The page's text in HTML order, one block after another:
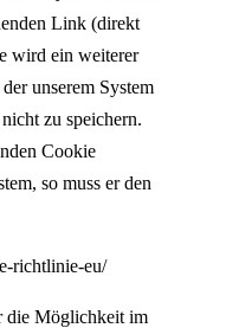
Link (direkt
wird ein weiterer
unserem System
zu speichern.
Cookie
so muss er den
richtlinie-eu/
die Möglichkeit im